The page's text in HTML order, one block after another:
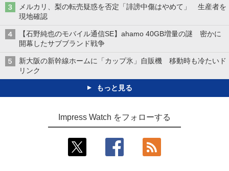
メルカリ、梨の転売疑惑を否定「誹謗中傷はやめて」 生産者を
現地確認
【石野純也のモバイル通信SE】ahamo 40GB増量の謎 密かに
開幕したサブブランド戦争
新大阪の新幹線ホームに「カップ氷」自販機 移動時も冷たいド
リンク
もっと見る
Impress Watch をフォローする